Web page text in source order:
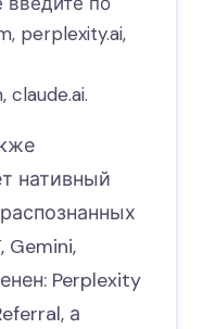
perplexity.ai,
нативный
Gemini,
Perplexity
а